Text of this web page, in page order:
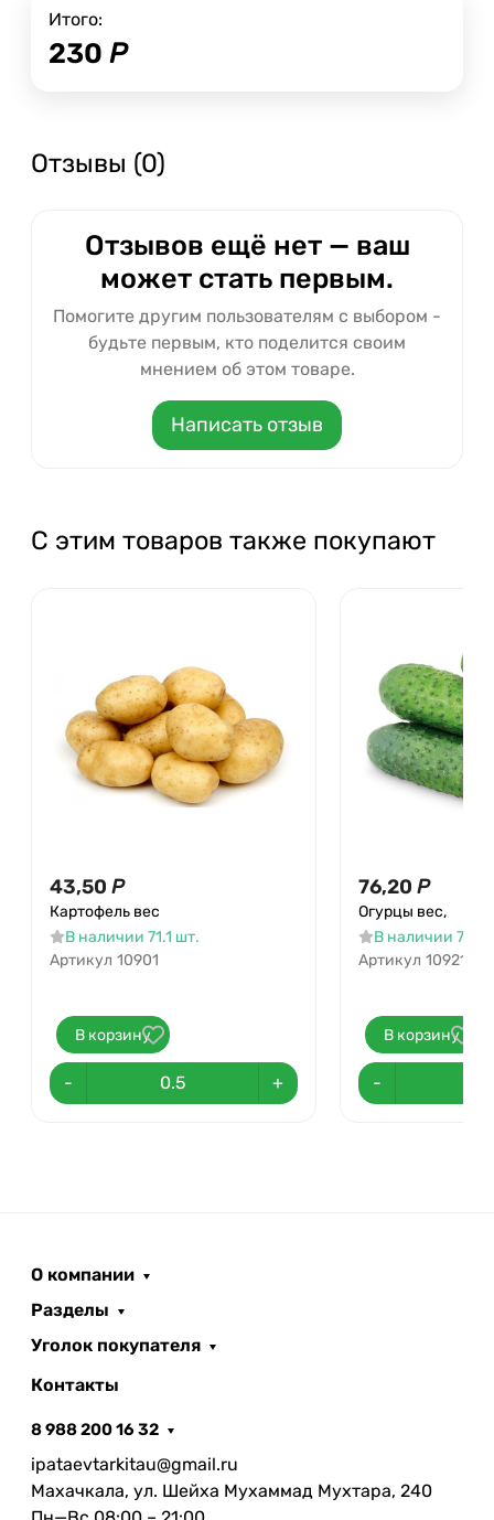
Итого:
230 Р
Отзывы (0)
Отзывов ещё нет — ваш
может стать первым.
Помогите другим пользователям с выбором -
будьте первым, кто поделится своим
мнением об этом товаре.
Написать отзыв
С этим товаров также покупают
43,50 Р
Картофель вес
В наличии 71.1 шт.
Артикул 10901
В корзину
- +
76,20 Р
Огурцы вес,
В наличии 71.7
Артикул 10921
В корзину
-
О компании
Разделы
Уголок покупателя
Контакты
8 988 200 16 32
ipataevtarkitau@gmail.ru
Махачкала, ул. Шейха Мухаммад Мухтара, 240